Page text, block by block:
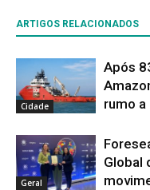
ARTIGOS RELACIONADOS
Cidade
Após
rumo
Geral
Global